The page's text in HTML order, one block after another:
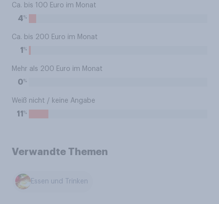
Ca. bis 100 Euro im Monat
4%
Ca. bis 200 Euro im Monat
1 %
Mehr als 200 Euro im Monat
0%
Weiß nicht / keine Angabe
11 %
Verwandte Themen
Essen und Trinken